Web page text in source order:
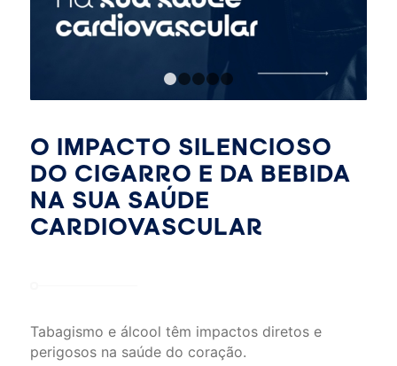
O IMPACTO SILENCIOSO
DO CIGARRO E DA BEBIDA
NA SUA SAÚDE
CARDIOVASCULAR
Tabagismo e álcool têm impactos diretos e
perigosos na saúde do coração.